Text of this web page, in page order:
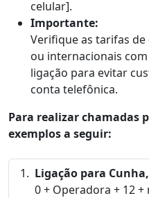
celular].
Importante:
Verifique as tarifas
ou internacionais
ligação para evitar
conta telefônica.
Para realizar chamadas
exemplos a seguir:
Ligação para Cunha,
0 + Operadora + 12